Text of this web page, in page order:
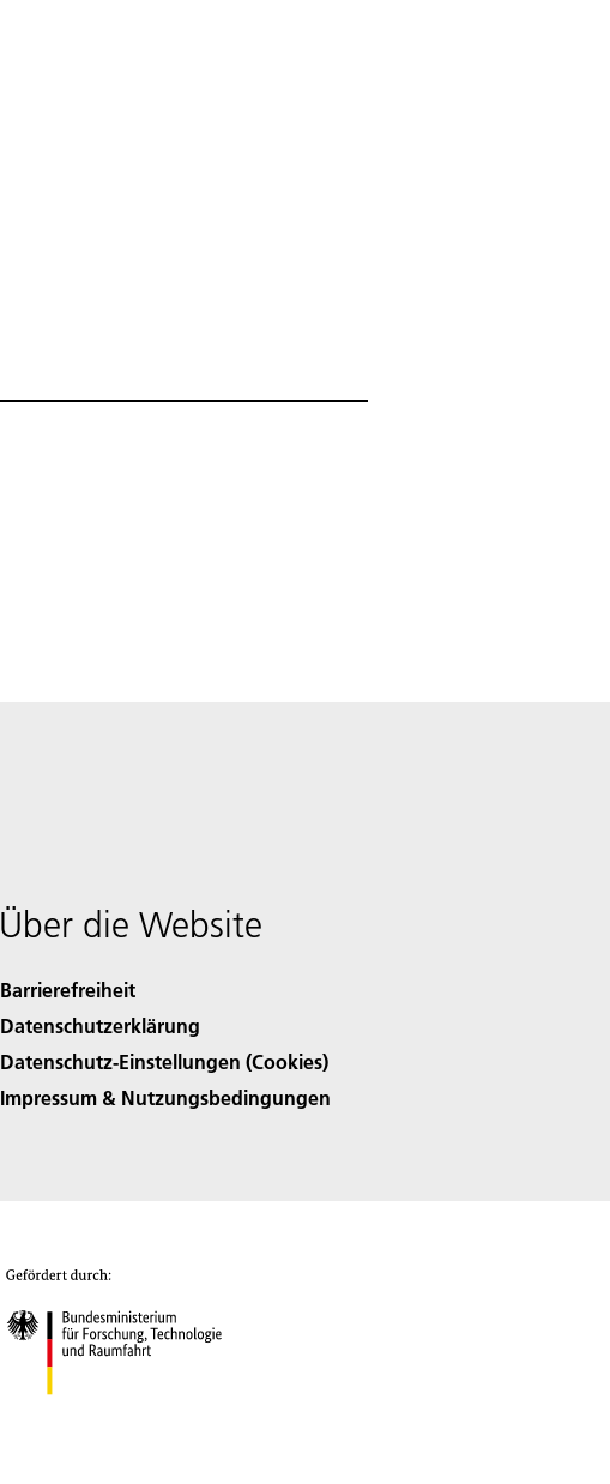
Über die Website
Barrierefreiheit
Datenschutzerklärung
Datenschutz-Einstellungen (Cookies)
Impressum & Nutzungsbedingungen